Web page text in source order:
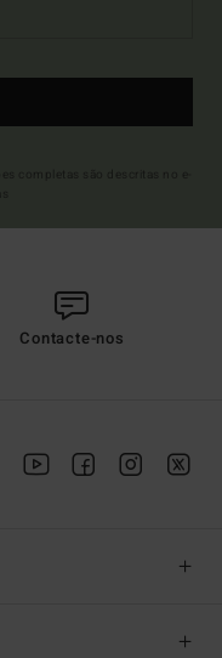
Contacte-nos